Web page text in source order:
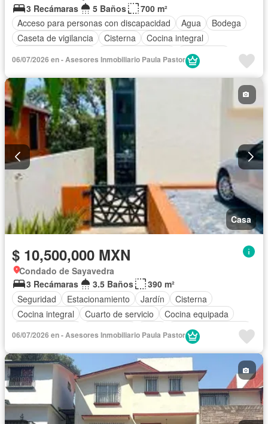
3 Recámaras
5 Baños
700 m²
Acceso para personas con discapacidad
Agua
Bodega
Caseta de vigilancia
Cisterna
Cocina integral
Electricidad
Jacuzzi
Jardín
Despacho
Recámara con closet
Seguridad
Terraza Wifi Sin amueblar
06/07/2026 en - Asesores Inmobiliario Paula Pastor
Casa
$ 10,500,000 MXN
Condado de Sayavedra
3 Recámaras
3.5 Baños
390 m²
Seguridad
Estacionamiento Jardín
Cisterna
Cocina integral
Cuarto de servicio
Cocina equipada
Cuarto de Limpieza
Recámara con closet
Caseta de vigilancia
Sin amueblar
06/07/2026 en - Asesores Inmobiliario Paula Pastor